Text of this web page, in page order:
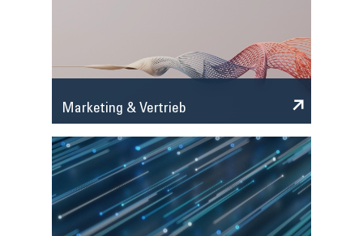
Marketing & Vertrieb